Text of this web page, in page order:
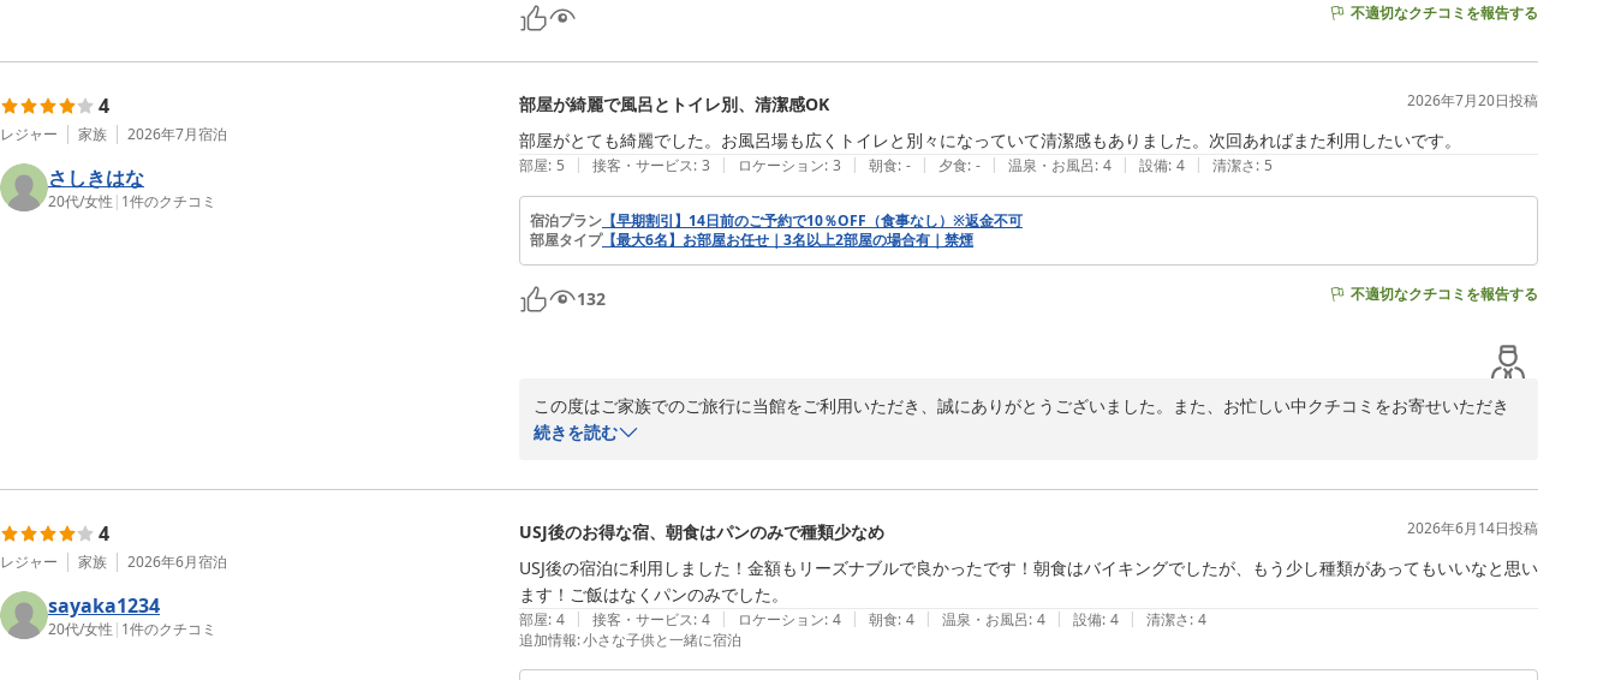
あれば幸いでございます。
「トータル、とても満足できる滞在でした」という身に余るお言葉を励みに、今後もお客様に安心して快適にお過ごしいただける
ホテルを目指してまいります。またこちらへお越しの機会がございましたら、ぜひ当館へお帰りください。
またのご来館を、スタッフ一同心よりお待ち申し上げております。
ホテルスタッフ一同
ＳＡＫＵＲＡ ＧＡＲＤＥＮ ＨＯＴＥＬ（桜ガーデンホテル）
2026-06-01
不適切なクチコミを報告する
4
レジャー 家族 2026年7月宿泊
さしきはな
20代/女性 | 1件のクチコミ
部屋が綺麗で風呂とトイレ別、清潔感OK 2026年7月20日投稿
部屋がとても綺麗でした。お風呂場も広くトイレと別々になっていて清潔感もありました。次回あればまた利用したいです。
部屋: 5 | 接客・サービス: 3 | ロケーション: 3 | 朝食: - | 夕食: - | 温泉・お風呂: 4 | 設備: 4 | 清潔さ: 5
宿泊プラン 【早期割引】14日前のご予約で10％OFF（食事なし）※返金不可
部屋タイプ【最大6名】お部屋お任せ｜3名以上2部屋の場合有｜禁煙
132 不適切なクチコミを報告する
この度はご家族でのご旅行に当館をご利用いただき、誠にありがとうございました。また、お忙しい中クチコミをお寄せいただき
ましたこと、重ねて御礼申し上げます。
お部屋の清潔さや、当館自慢のバス・トイレ別（セパレートタイプ）の浴室にご満足いただけたご様子で、大変光栄でございま
「次回あればまた利用したい」という温かいお言葉を励みに、今後も接客・サービス面をはじめ全体の質を高め、いつお越しいた
だいても心地よく過ごせる空間をご提供できるようスタッフ一同努めてまいります。
またのご来館を、心よりお待ち申し上げております。
続きを読む
4
レジャー 家族 2026年6月宿泊
sayaka1234
20代/女性 | 1件のクチコミ
USJ後のお得な宿、朝食はパンのみで種類少なめ 2026年6月14日投稿
USJ後の宿泊に利用しました！金額もリーズナブルで良かったです！朝食はバイキングでしたが、もう少し種類があってもいいなと思い
ます！ご飯はなくパンのみでした。
部屋: 4 | 接客・サービス: 4 | ロケーション: 4 | 朝食: 4 | 温泉・お風呂: 4 | 設備: 4 | 清潔さ: 4
追加情報:小さな子供と一緒に宿泊